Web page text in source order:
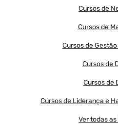
Cursos de
Cursos de
Cursos de
Cursos de
Cursos de
Cursos de Liderança e
Ver todas